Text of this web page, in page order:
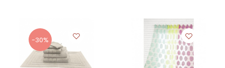
-30%